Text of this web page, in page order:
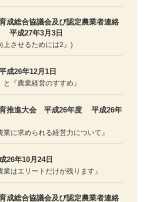
成総合協議会及び認定農業者連絡
平成27年3月3日
上させるためには2』)
成26年12月1日
と『農業経営のすすめ』
育推進大会 平成26年度 平成26年
業に求められる経営力について』
26年10月24日
業はエリートだけが残ります』
成総合協議会及び認定農業者連絡